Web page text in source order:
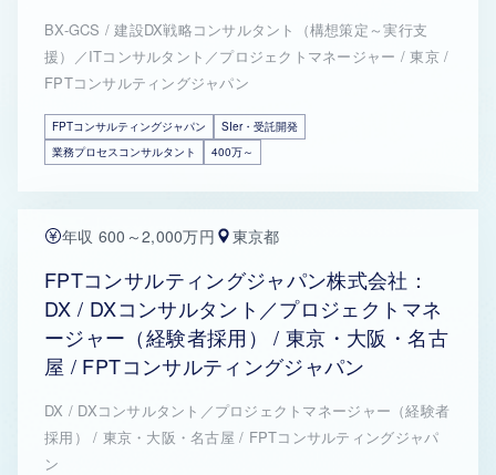
BX-GCS / 建設DX戦略コンサルタント（構想策定～実行支
援）／ITコンサルタント／プロジェクトマネージャー / 東京 /
FPTコンサルティングジャパン
FPTコンサルティングジャパン
SIer・受託開発
業務プロセスコンサルタント
400万～
年収 600～2,000万円 東京都
FPTコンサルティングジャパン株式会社：
DX / DXコンサルタント／プロジェクトマネ
ージャー（経験者採用） / 東京・大阪・名古
屋 / FPTコンサルティングジャパン
DX / DXコンサルタント／プロジェクトマネージャー（経験者
採用） / 東京・大阪・名古屋 / FPTコンサルティングジャパ
ン